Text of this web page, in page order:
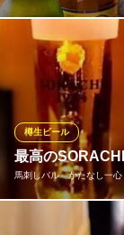
ワンコイン和
ワンコイン和ビ
京急大師線京急
神奈川県川崎市川
世界各国のビー
ルはもちろん、オ
れない珍しいもの
ら、コク深いもの
めです。常時6種
肉バル＆クラ
大皿ステーキの
ＪＲ南武線鹿
神奈川県川崎市幸
最高の
馬刺しバル かたなし一心
樽生ビール
どこよりも美味